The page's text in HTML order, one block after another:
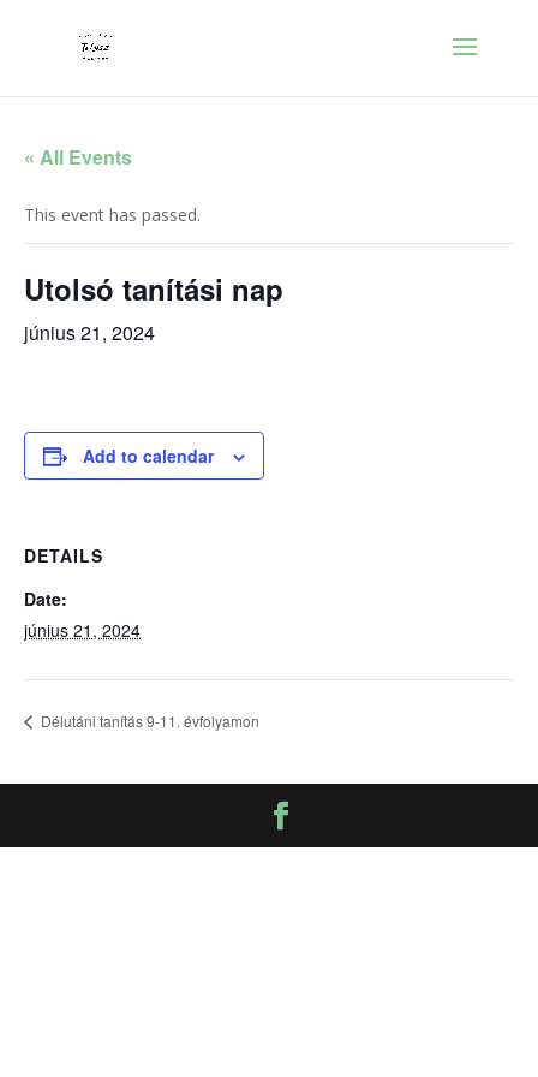
« All Events
This event has passed.
Utolsó tanítási nap
június 21, 2024
Add to calendar
DETAILS
Date:
június 21, 2024
Délutáni tanítás 9-11. évfolyamon